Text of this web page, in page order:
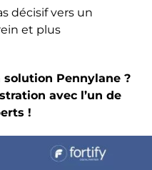
décisif vers un
et plus
Pennylane ?
avec l’un de
!